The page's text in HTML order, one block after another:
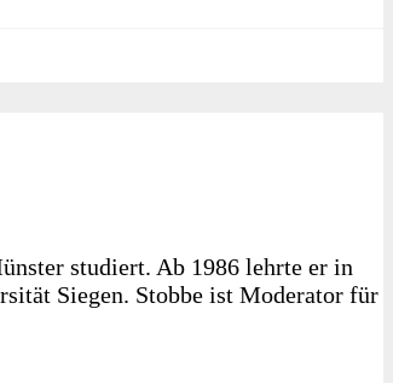
studiert. Ab 1986 lehrte er in
Siegen. Stobbe ist Moderator für